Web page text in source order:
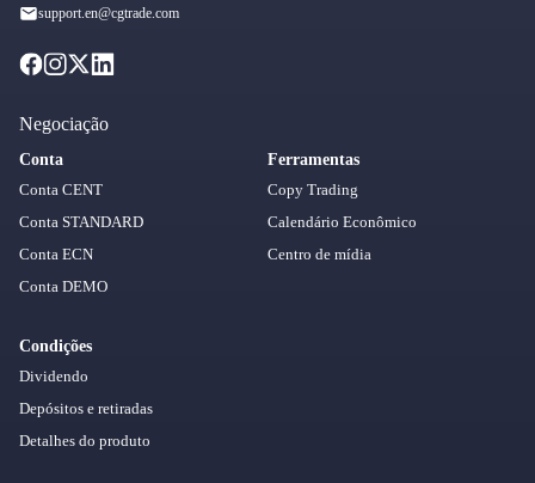
support.en@cgtrade.com
Negociação
Conta
Conta CENT
Conta STANDARD
Conta ECN
Conta DEMO
Condições
Dividendo
Depósitos e retiradas
Detalhes do produto
Ferramentas
Copy Trading
Calendário Econômico
Centro de mídia